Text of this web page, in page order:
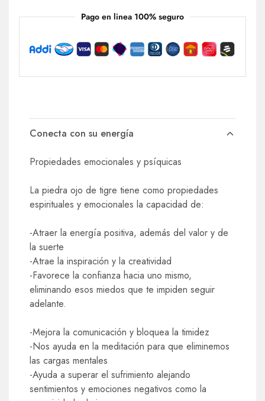
Pago en linea 100% seguro
Conecta con su energía
Propiedades emocionales y psíquicas
La piedra ojo de tigre tiene como propiedades
espirituales y emocionales la capacidad de:
-Atraer la energía positiva, además del valor y de
la suerte
-Atrae la inspiración y la creatividad
-Favorece la confianza hacia uno mismo,
eliminando esos miedos que te impiden seguir
adelante.
-Mejora la comunicación y bloquea la timidez
-Nos ayuda en la meditación para que eliminemos
las cargas mentales
-Ayuda a superar el sufrimiento alejando
sentimientos y emociones negativos como la